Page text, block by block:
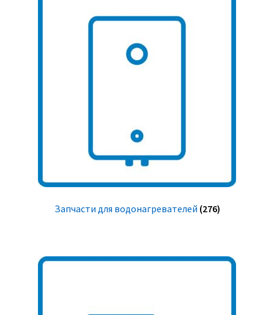
Запчасти для водонагревателей (276)